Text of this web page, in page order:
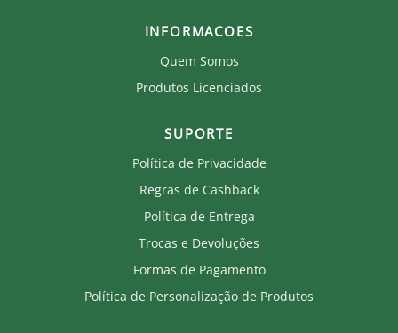
INFORMACOES
Quem Somos
Produtos Licenciados
SUPORTE
Política de Privacidade
Regras de Cashback
Política de Entrega
Trocas e Devoluções
Formas de Pagamento
Política de Personalização de Produtos